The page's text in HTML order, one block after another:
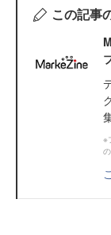
この記事
※